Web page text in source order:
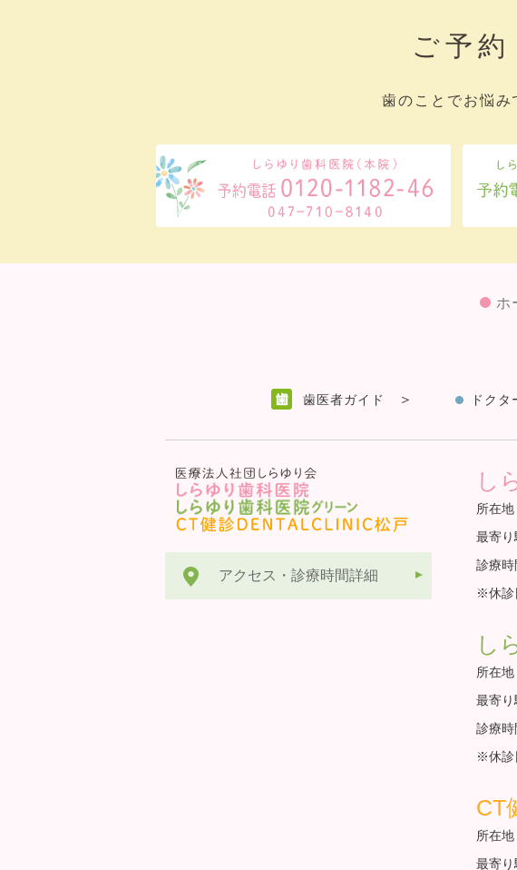
ご予
歯のことでお悩み
ホ
歯医者ガイド ドク
アクセス・診療時間詳細
し
所在地
最寄り
診療時
※休診
し
所在地
最寄り
診療時
※休診
CT
所在地
最寄り